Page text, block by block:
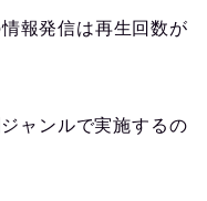
報発信は再生回数が
ャンルで実施するの